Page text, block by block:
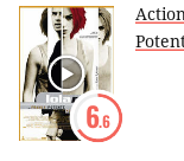
6.6